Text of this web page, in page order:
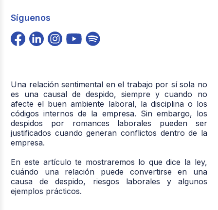
Síguenos
Una relación sentimental en el trabajo por sí sola no
es una causal de despido, siempre y cuando no
afecte el buen ambiente laboral, la disciplina o los
códigos internos de la empresa. Sin embargo, los
despidos por romances laborales pueden ser
justificados cuando generan conflictos dentro de la
empresa.
En este artículo te mostraremos lo que dice la ley,
cuándo una relación puede convertirse en una
causa de despido, riesgos laborales y algunos
ejemplos prácticos.